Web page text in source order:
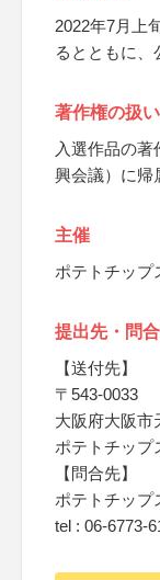
2022年7月上
るとともに、
著作権の扱い
入選作品の
興会議）に帰
主催
ポテトチップ
提出先・問
【送付先】
〒543-0033
大阪府大阪市
ポテトチップ
【問合先】
ポテトチップ
tel : 06-6773-